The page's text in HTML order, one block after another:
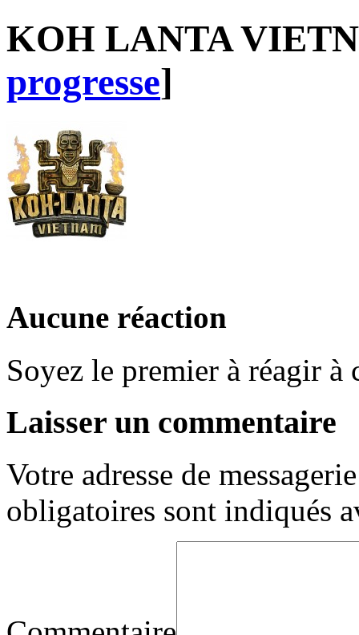
KOH LANTA
progresse]
Aucune réaction
Soyez le premier à réagir à
Laisser un commentaire
Votre adresse de
obligatoires sont indiqués